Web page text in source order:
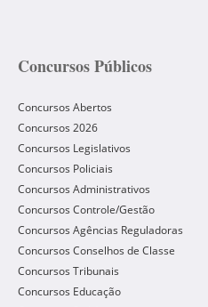
Concursos Públicos
Concursos Abertos
Concursos 2026
Concursos Legislativos
Concursos Policiais
Concursos Administrativos
Concursos Controle/Gestão
Concursos Agências Reguladoras
Concursos Conselhos de Classe
Concursos Tribunais
Concursos Educação